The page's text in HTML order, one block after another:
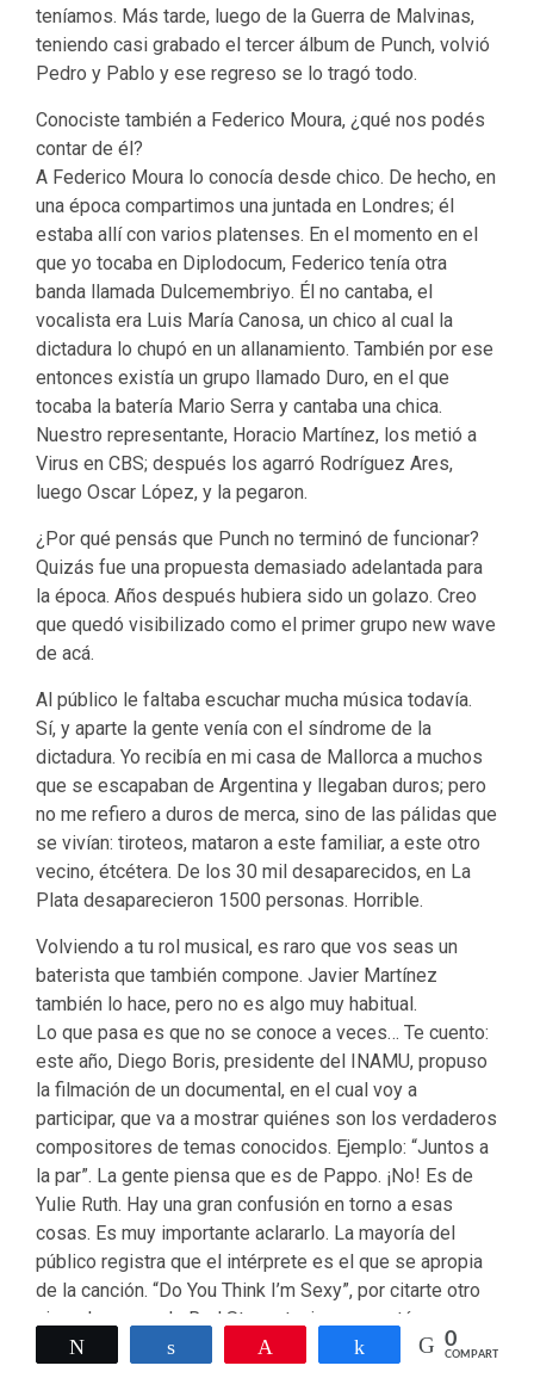
teníamos. Más tarde, luego de la Guerra de Malvinas,
teniendo casi grabado el tercer álbum de Punch, volvió
Pedro y Pablo y ese regreso se lo tragó todo.
Conociste también a Federico Moura, ¿qué nos podés
contar de él?
A Federico Moura lo conocía desde chico. De hecho, en
una época compartimos una juntada en Londres; él
estaba allí con varios platenses. En el momento en el
que yo tocaba en Diplodocum, Federico tenía otra
banda llamada Dulcemembriyo. Él no cantaba, el
vocalista era Luis María Canosa, un chico al cual la
dictadura lo chupó en un allanamiento. También por ese
entonces existía un grupo llamado Duro, en el que
tocaba la batería Mario Serra y cantaba una chica.
Nuestro representante, Horacio Martínez, los metió a
Virus en CBS; después los agarró Rodríguez Ares,
luego Oscar López, y la pegaron.
¿Por qué pensás que Punch no terminó de funcionar?
Quizás fue una propuesta demasiado adelantada para
la época. Años después hubiera sido un golazo. Creo
que quedó visibilizado como el primer grupo new wave
de acá.
Al público le faltaba escuchar mucha música todavía.
Sí, y aparte la gente venía con el síndrome de la
dictadura. Yo recibía en mi casa de Mallorca a muchos
que se escapaban de Argentina y llegaban duros; pero
no me refiero a duros de merca, sino de las pálidas que
se vivían: tiroteos, mataron a este familiar, a este otro
vecino, étcétera. De los 30 mil desaparecidos, en La
Plata desaparecieron 1500 personas. Horrible.
Volviendo a tu rol musical, es raro que vos seas un
baterista que también compone. Javier Martínez
también lo hace, pero no es algo muy habitual.
Lo que pasa es que no se conoce a veces… Te cuento:
este año, Diego Boris, presidente del INAMU, propuso
la filmación de un documental, en el cual voy a
participar, que va a mostrar quiénes son los verdaderos
compositores de temas conocidos. Ejemplo: “Juntos a
la par”. La gente piensa que es de Pappo. ¡No! Es de
Yulie Ruth. Hay una gran confusión en torno a esas
cosas. Es muy importante aclararlo. La mayoría del
público registra que el intérprete es el que se apropia
de la canción. “Do You Think I’m Sexy”, por citarte otro
ejemplo, no es de Rod Stewart, sino que está
compuesta por el baterista Carmine Apicce, aunque
Compartir Compartir
0
COMPARTIR